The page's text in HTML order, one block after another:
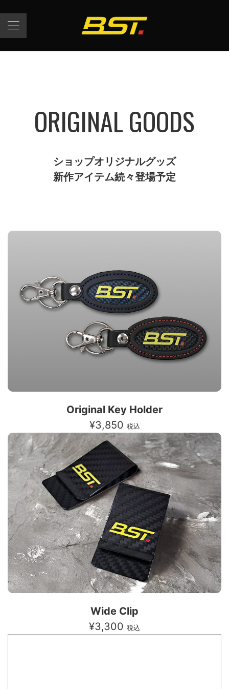
ORIGINAL GOODS
ショップオリジナルグッズ
新作アイテム続々登場予定
Original Key Holder
¥3,850 税込
Wide Clip
¥3,300 税込